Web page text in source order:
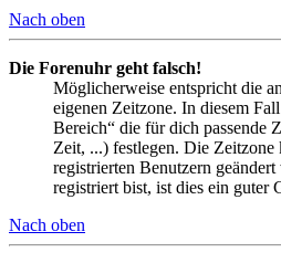
Nach oben
Die Forenuhr geht falsch!
Möglicherweise entspricht die
eigenen Zeitzone. In diesem
Bereich“ die für dich passende
Zeit, ...) festlegen. Die Zeitzone
registrierten Benutzern
registriert bist, ist dies ein guter
Nach oben